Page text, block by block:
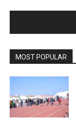
MOST POPULAR